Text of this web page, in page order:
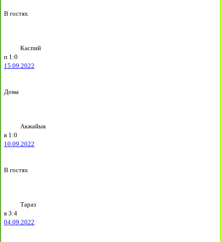
В гостях
Каспий
п 1:0
15.09.2022
Дома
Акжайык
в 1:0
10.09.2022
В гостях
Тараз
в 3:4
04.09.2022